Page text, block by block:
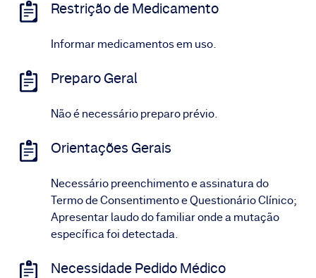
Restrição de Medicamento
Informar medicamentos em uso.
Preparo Geral
Não é necessário preparo prévio.
Orientações Gerais
Necessário preenchimento e assinatura do
Termo de Consentimento e Questionário Clínico;
Apresentar laudo do familiar onde a mutação
específica foi detectada.
Necessidade Pedido Médico